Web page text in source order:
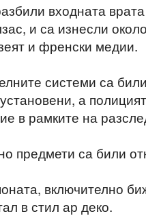
входната
и са изнесли
и френски медии.
системи са
а
в рамките на
предмети са били
включително
в стил ар деко.